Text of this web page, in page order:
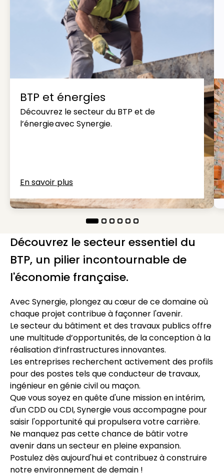
BTP et énergies
Découvrez le secteur du BTP et de
l’énergie avec Synergie.
En savoir plus
Découvrez le secteur essentiel du
BTP, un pilier incontournable de
l'économie française.
Avec Synergie, plongez au cœur de ce domaine où
chaque projet contribue à façonner l'avenir.
Le secteur du bâtiment et des travaux publics offre
une multitude d’opportunités, de la conception à la
réalisation d’infrastructures innovantes.
Les entreprises recherchent activement des profils
pour des postes tels que conducteur de travaux,
ingénieur en génie civil ou maçon.
Que vous soyez en quête d'une mission en intérim,
d'un CDD ou CDI, Synergie vous accompagne pour
saisir l'opportunité qui propulsera votre carrière.
Ne manquez pas cette chance de bâtir votre
avenir dans un secteur en pleine expansion.
Postulez dès aujourd'hui et contribuez à construire
notre environnement de demain !